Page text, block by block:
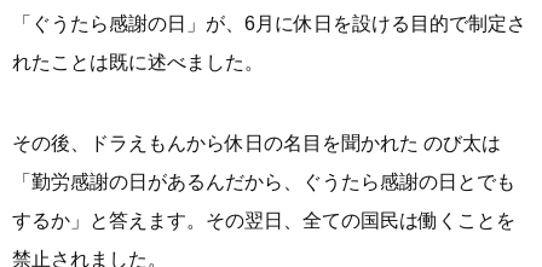
「ぐうたら感謝の日」が、6月に休日を設ける目的で制定さ
れたことは既に述べました。
その後、ドラえもんから休日の名目を聞かれた のび太は
「勤労感謝の日があるんだから、ぐうたら感謝の日とでも
するか」と答えます。その翌日、全ての国民は働くことを
禁止されました。